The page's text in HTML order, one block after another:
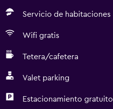
Servicio de habitaciones
Wifi gratis
Tetera/cafetera
Valet parking
Estacionamiento gratuito